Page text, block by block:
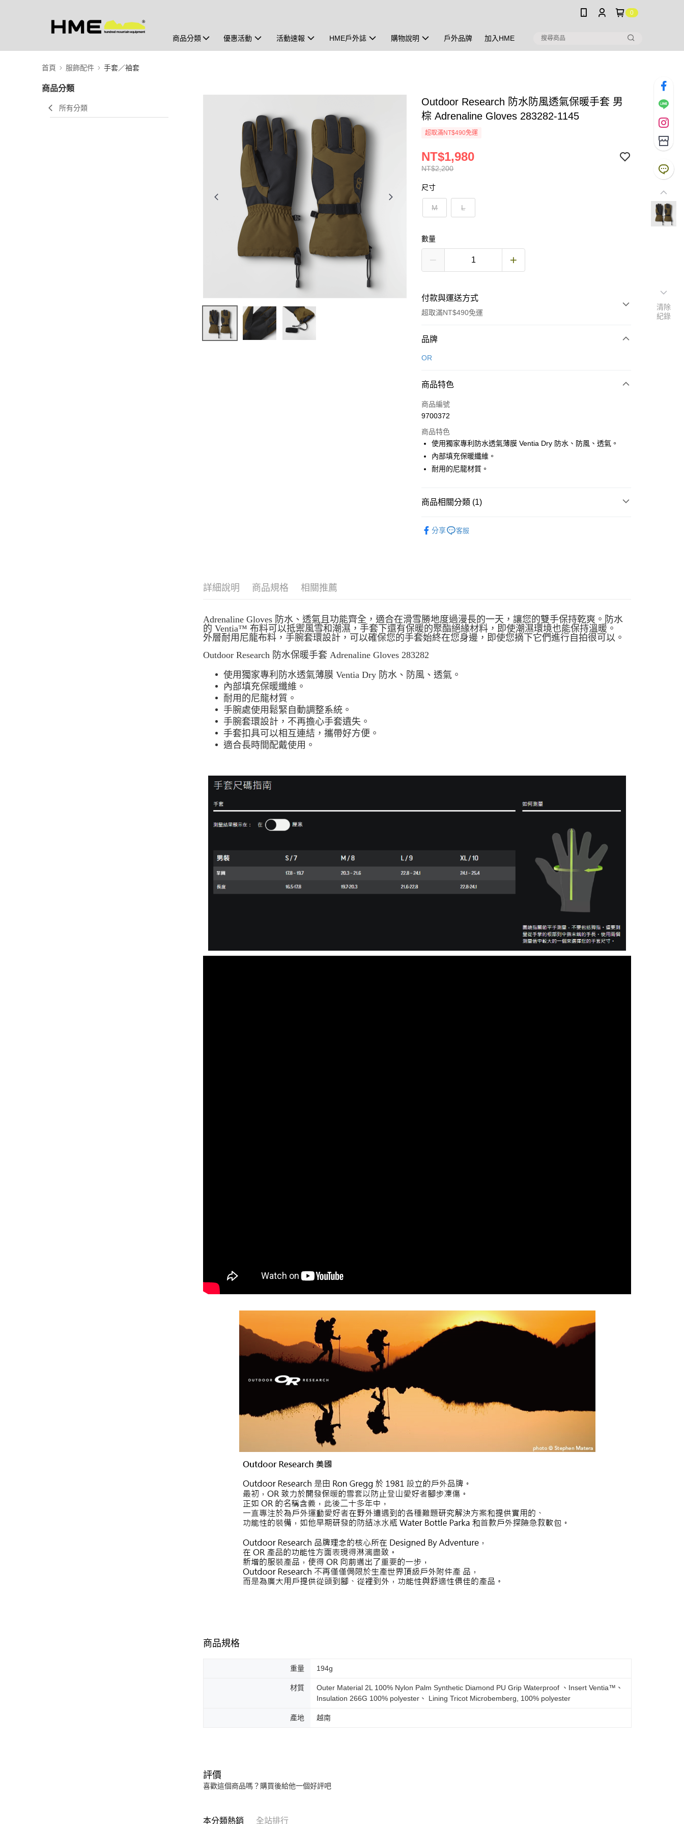
0
商品分類 優惠活動 活動速報 HME戶外誌 購物說明 戶外品牌 加入HME
首頁 服飾配件 手套／袖套
商品分類
所有分類
Outdoor Research 防水防風透氣保暖手套 男
棕 Adrenaline Gloves 283282-1145
超取滿NT$490免運
NT$2,200
NT$1,980
尺寸
M L
數量
付款與運送方式
超取滿NT$490免運
付款方式
信用卡一次付款
合作金庫商業銀行
華南商業銀行
上海商業儲蓄銀行
國泰世華商業銀行
兆豐國際商業銀行
臺灣中小企業銀行
聯邦商業銀行
台新國際商業銀行
超商取貨付款
LINE Pay
Apple Pay
ATM付款
運送方式
每筆NT$60，滿NT$490(含以上)免運費
付款後7-11取貨
每筆NT$60，滿NT$490(含以上)免運費
宅配
品牌
OR
商品特色
商品編號
9700372
商品特色
使用獨家專利防水透氣薄膜 Ventia Dry 防水、防風、透氣。
內部填充保暖纖維。
耐用的尼龍材質。
商品相關分類 (1)
分享
客服
詳細說明 商品規格 相關推薦
Adrenaline Gloves 防水、透氣且功能齊全，適合在滑雪勝地度過漫長的一天，讓您的雙手保持乾爽。防水
的 Ventia™ 布料可以抵禦風雪和潮濕，手套下還有保暖的聚酯絕緣材料，即使潮濕環境也能保持溫暖。
外層耐用尼龍布料，手腕套環設計，可以確保您的手套始終在您身邊，即使您摘下它們進行自拍很可以。
Outdoor Research 防水保暖手套 Adrenaline Gloves 283282
使用獨家專利防水透氣薄膜 Ventia Dry 防水、防風、透氣。
內部填充保暖纖維。
耐用的尼龍材質。
手腕處使用鬆緊自動調整系統。
手腕套環設計，不再擔心手套遺失。
手套扣具可以相互連結，攜帶好方便。
適合長時間配戴使用。
商品規格
重量 194g
材質
Outer Material 2L 100% Nylon Palm Synthetic Diamond PU Grip Waterproof 、Insert Ventia™、
Insulation 266G 100% polyester、 Lining Tricot Microbemberg, 100% polyester
產地 越南
評價
喜歡這個商品嗎？購買後給他一個好評吧
本分類熱銷 全站排行
清除
紀錄